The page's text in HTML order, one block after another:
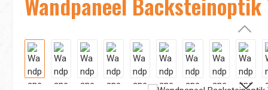
Bildergalerie überspringen